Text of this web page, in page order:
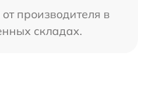
производителя в
складах.